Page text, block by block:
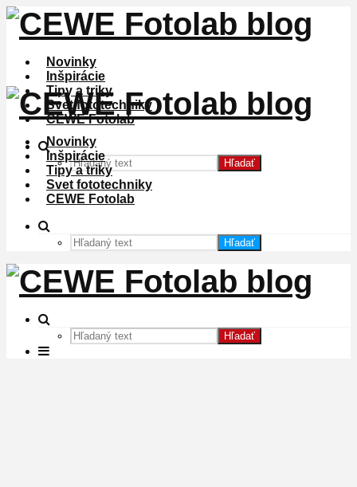
Novinky
Inšpirácie
Tipy a triky
Svet fototechniky
CEWE Fotolab
Hľadať
Novinky
Inšpirácie
Tipy a triky
Svet fototechniky
CEWE Fotolab
Hľadať
Hľadať